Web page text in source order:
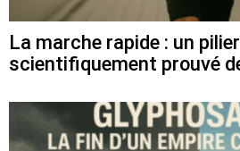
La marche rapide : un pilier
scientifiquement prouvé